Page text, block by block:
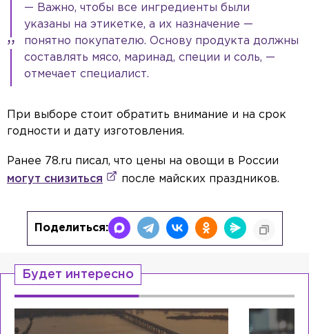
— Важно, чтобы все ингредиенты были
указаны на этикетке, а их назначение —
понятно покупателю. Основу продукта должны
составлять мясо, маринад, специи и соль, —
отмечает специалист.
При выборе стоит обратить внимание и на срок
годности и дату изготовления.
Ранее 78.ru писал, что цены на овощи в России
могут снизиться
после майских праздников.
Поделиться:
Будет интересно